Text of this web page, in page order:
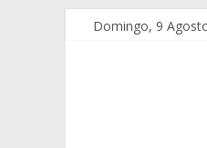
Domingo, 9